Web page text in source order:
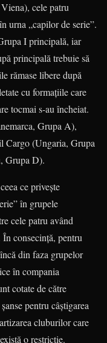
cele patru
urna „capilor de serie”.
I principală, iar
principală trebuie să
rămase libere după
cu formaţiile care
tocmai s-au încheiat.
Grupa A),
Cargo (Ungaria, Grupa
Grupa D).
ce priveşte
în grupele
cele patru având
consecinţă, pentru
din faza grupelor
în compania
cotate de către
pentru câştigarea
cluburilor care
o restricţie.